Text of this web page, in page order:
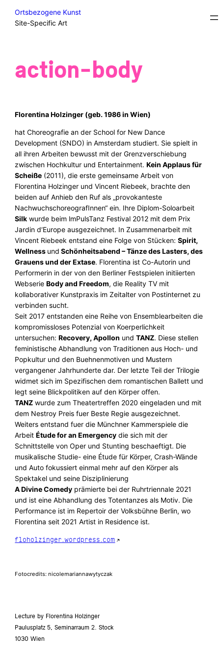
SkipStatements
action-body
Florentina Holzinger (geb. 1986 in Wien)
hat Choreografie an der School for New Dance
Development (SNDO) in Amsterdam studiert. Sie spielt in
all ihren Arbeiten bewusst mit der Grenzverschiebung
zwischen Hochkultur und Entertainment.Kein Applaus für
Scheiße (2011), die erste gemeinsame Arbeit von
Florentina Holzinger und Vincent Riebeek, brachte den
beiden auf Anhieb den Ruf als „provokanteste
NachwuchschoreografInnen“ ein. Ihre Diplom-Soloarbeit
Silk wurde beim lmPulsTanz Festival 2012 mit dem Prix
Jardin d‘Europe ausgezeichnet. In Zusammenarbeit mit
Vincent Riebeek entstand eine Folge von Stücken:Spirit,
Wellness und Schönheitsabend – Tänze des Lasters, des
Grauens und der Extase. Florentina ist Co-Autorin und
Performerin in der von den Berliner Festspielen initiierten
WebserieBody and Freedom, die Reality TV mit
kollaborativer Kunstpraxis im Zeitalter von Postinternet zu
verbinden sucht.
Seit 2017 entstanden eine Reihe von Ensemblearbeiten die
kompromissloses Potenzial von Koerperlichkeit
untersuchen:Recovery, Apollon undTANZ. Diese stellen
feministische Abhandlung von Traditionen aus Hoch- und
Popkultur und den Buehnenmotiven und Mustern
vergangener Jahrhunderte dar. Der letzte Teil der Trilogie
widmet sich im Spezifischen dem romantischen Ballett und
legt seine Blickpolitiken auf den Körper offen.
TANZ wurde zum Theatertreffen 2020 eingeladen und mit
dem Nestroy Preis fuer Beste Regie ausgezeichnet.
Weiters entstand fuer die Münchner Kammerspiele die
ArbeitÉtude for an Emergency die sich mit der
Schnittstelle von Oper und Stunting beschaeftigt. Die
musikalische Studie- eine Étude für Körper, Crash-Wände
und Auto fokussiert einmal mehr auf den Körper als
Spektakel und seine Disziplinierung
A Divine Comedy prämierte bei der Ruhrtriennale 2021
und ist eine Abhandlung des Totentanzes als Motiv. Die
Performance ist im Repertoir der Volksbühne Berlin, wo
Florentina seit 2021 Artist in Residence ist.
floholzinger.wordpress.com
Fotocredits: nicolemariannawytyczak
Lecture by Florentina Holzinger
Paulusplatz 5, Seminarraum 2. Stock
1030 Wien
Ortsbezogene Kunst
Site-Specific Art